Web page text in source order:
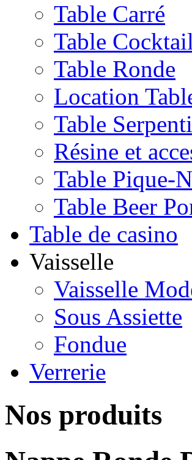
Table Carré
Table Cocktail
Table Ronde
Location
Table
Résine et
Table Pique-
Table Beer
Table de casino
Vaisselle
Vaisselle
Sous Assiette
Fondue
Verrerie
Nos produits